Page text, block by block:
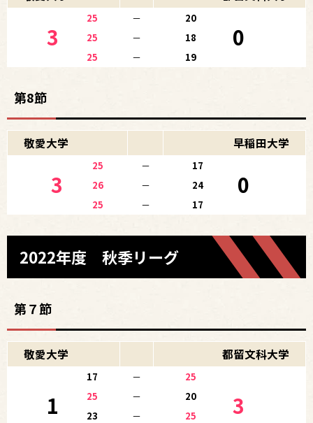
3
25 － 20
0
25 －
18
25
－ 19
第8節
敬愛大学 早稲田大学
3
25 － 17
0
26 －
24
25
－ 17
2022年度 秋季リーグ
第７節
敬愛大学 都留文科大学
1
17 － 25
3
25 －
20
23
－
25